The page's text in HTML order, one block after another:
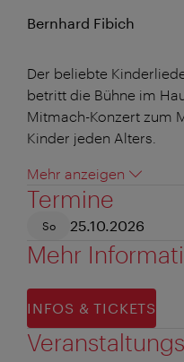
Bernhard Fibich
Der beliebte
betritt die Bühne im
Mitmach-Konzert zum
Kinder jeden Alters.
Mehr anzeigen
Termine
So 25.10.2026
Mehr
INFOS & TICKETS